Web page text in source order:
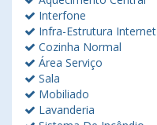
Interfone
Infra-Estrutura Internet
Cozinha Normal
Área Serviço
Sala
Mobiliado
Lavanderia